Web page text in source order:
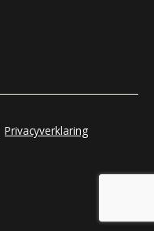
Privacyverklaring